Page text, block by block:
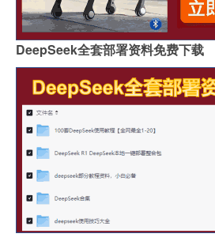
DeepSeek全套部署资料免费下载